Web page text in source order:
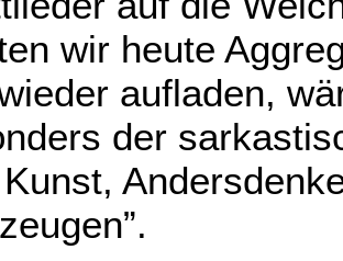
wir heute
aufladen,
der
Kunst,